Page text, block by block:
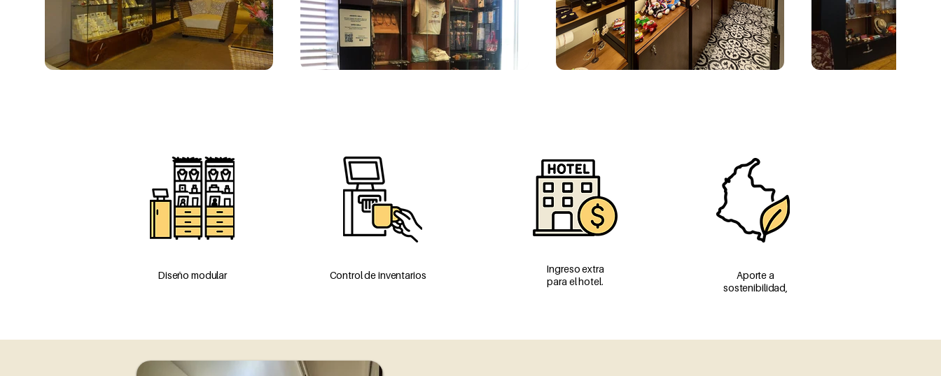
Diseño modular Control de inventarios
Ingreso extra
para el hotel.
Aporte a
sostenibilidad,